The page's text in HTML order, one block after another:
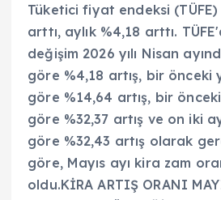
Tüketici fiyat endeksi (TÜFE)
arttı, aylık %4,18 arttı.
değişim 2026 yılı Nisan
göre %4,18 artış, bir önceki
göre %14,64 artış, bir önceki
göre %32,37 artış ve on iki
göre %32,43 artış olarak
göre, Mayıs ayı kira zam
oldu.KİRA ARTIŞ ORANI